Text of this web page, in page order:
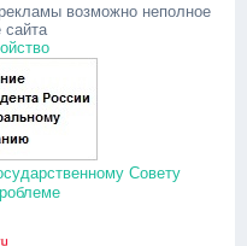
возможно неполное
сайта